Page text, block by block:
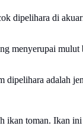
dipelihara di
menyerupai
dipelihara adalah
ikan toman. Ikan